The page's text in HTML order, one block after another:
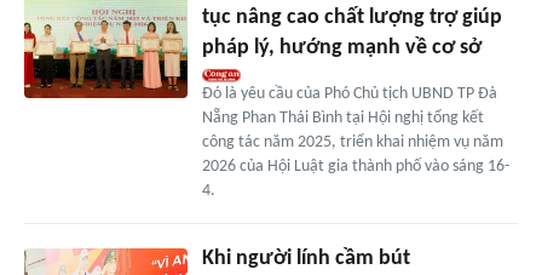
tục nâng cao chất lượng trợ giúp
pháp lý, hướng mạnh về cơ sở
Đó là yêu cầu của Phó Chủ tịch UBND TP Đà
Nẵng Phan Thái Bình tại Hội nghị tổng kết
công tác năm 2025, triển khai nhiệm vụ năm
2026 của Hội Luật gia thành phố vào sáng 16-
4.
Khi người lính cầm bút